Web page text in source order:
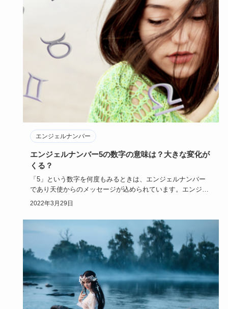
エンジェルナンバー
エンジェルナンバー5の数字の意味は？大きな変化が
くる？
「5」という数字を何度もみるときは、エンジェルナンバー
であり天使からのメッセージが込められています。エンジェ
ルナンバー5に…
2022年3月29日